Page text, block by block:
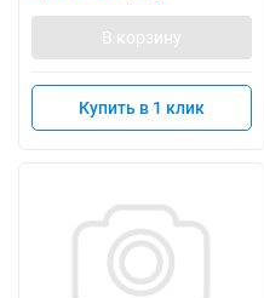
В корзину
Купить в 1 клик